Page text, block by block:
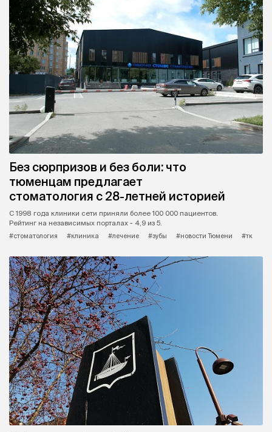
Без сюрпризов и без боли: что
тюменцам предлагает
стоматология с 28-летней историей
С 1998 года клиники сети приняли более 100 000 пациентов.
Рейтинг на независимых порталах - 4,9 из 5.
#стоматология
#клиника #лечение #зубы #новости Тюмени #тк